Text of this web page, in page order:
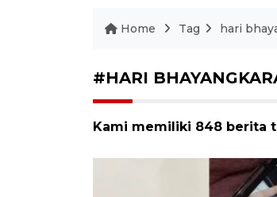
Home Tag hari
#HARI
Kami memiliki 848 berita